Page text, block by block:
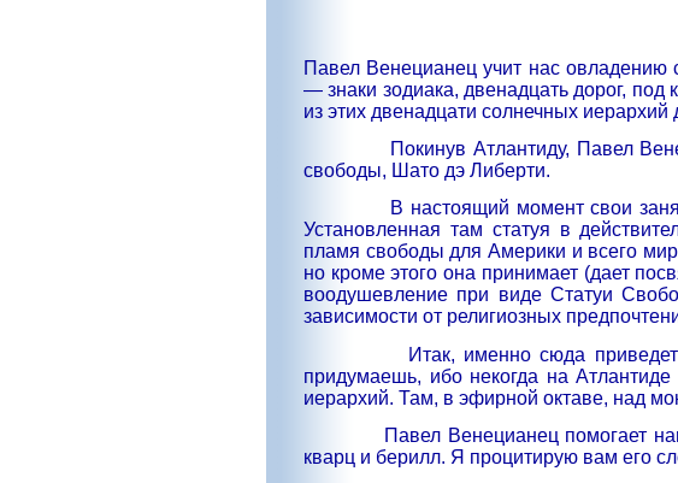
Павел Венецианец учит нас овладению
— знаки зодиака, двенадцать дорог,
из этих двенадцати солнечных
Покинув Атлантиду, Павел
свободы, Шато дэ Либерти.
В настоящий момент свои
Установленная там статуя в
пламя свободы для Америки и всего
но кроме этого она принимает (дает
воодушевление при виде Статуи
зависимости от религиозных
Итак, именно сюда
придумаешь, ибо некогда на
иерархий. Там, в эфирной октаве, над
Павел Венецианец помогает
кварц и берилл. Я процитирую вам его